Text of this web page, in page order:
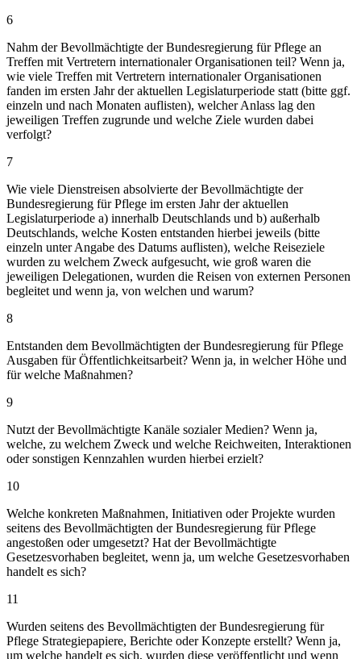
6
Nahm der Bevollmächtigte der Bundesregierung für Pflege an
Treffen mit Vertretern internationaler Organisationen teil? Wenn ja,
wie viele Treffen mit Vertretern internationaler Organisationen
fanden im ersten Jahr der aktuellen Legislaturperiode statt (bitte ggf.
einzeln und nach Monaten auflisten), welcher Anlass lag den
jeweiligen Treffen zugrunde und welche Ziele wurden dabei
verfolgt?
7
Wie viele Dienstreisen absolvierte der Bevollmächtigte der
Bundesregierung für Pflege im ersten Jahr der aktuellen
Legislaturperiode a) innerhalb Deutschlands und b) außerhalb
Deutschlands, welche Kosten entstanden hierbei jeweils (bitte
einzeln unter Angabe des Datums auflisten), welche Reiseziele
wurden zu welchem Zweck aufgesucht, wie groß waren die
jeweiligen Delegationen, wurden die Reisen von externen Personen
begleitet und wenn ja, von welchen und warum?
8
Entstanden dem Bevollmächtigten der Bundesregierung für Pflege
Ausgaben für Öffentlichkeitsarbeit? Wenn ja, in welcher Höhe und
für welche Maßnahmen?
9
Nutzt der Bevollmächtigte Kanäle sozialer Medien? Wenn ja,
welche, zu welchem Zweck und welche Reichweiten, Interaktionen
oder sonstigen Kennzahlen wurden hierbei erzielt?
10
Welche konkreten Maßnahmen, Initiativen oder Projekte wurden
seitens des Bevollmächtigten der Bundesregierung für Pflege
angestoßen oder umgesetzt? Hat der Bevollmächtigte
Gesetzesvorhaben begleitet, wenn ja, um welche Gesetzesvorhaben
handelt es sich?
11
Wurden seitens des Bevollmächtigten der Bundesregierung für
Pflege Strategiepapiere, Berichte oder Konzepte erstellt? Wenn ja,
um welche handelt es sich, wurden diese veröffentlicht und wenn